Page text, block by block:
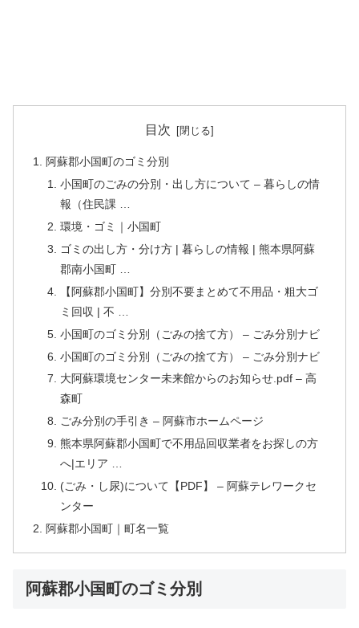
目次
阿蘇郡小国町のゴミ分別
小国町のごみの分別・出し方について – 暮らしの情
報（住民課 …
環境・ゴミ｜小国町
ゴミの出し方・分け方 | 暮らしの情報 | 熊本県阿蘇
郡南小国町 …
【阿蘇郡小国町】分別不要まとめて不用品・粗大ゴ
ミ回収 | 不 …
小国町のゴミ分別（ごみの捨て方） – ごみ分別ナビ
小国町のゴミ分別（ごみの捨て方） – ごみ分別ナビ
大阿蘇環境センター未来館からのお知らせ.pdf – 高
森町
ごみ分別の手引き – 阿蘇市ホームページ
熊本県阿蘇郡小国町で不用品回収業者をお探しの方
へ|エリア …
(ごみ・し尿)について【PDF】 – 阿蘇テレワークセ
ンター
阿蘇郡小国町｜町名一覧
阿蘇郡小国町のゴミ分別